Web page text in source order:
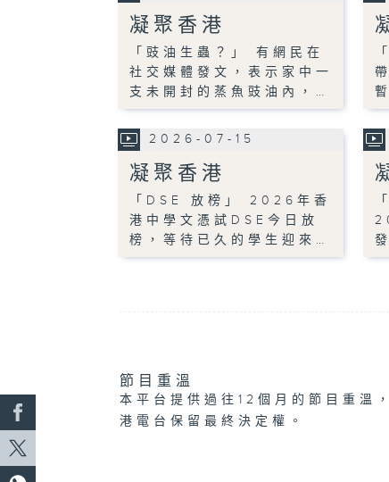
凝聚香港
「豉油生蟲？」 有網民在
社交媒體發文，表示家中一
支未開封的蒸魚豉油內，…
2026-07-15
凝聚香港
「DSE 放榜」 2026年香
港中學文憑試DSE今日放
榜，等待已久的學生迎來…
節目重溫
本平台提供過往12個月的節目重溫
港電台保留最終決定權。